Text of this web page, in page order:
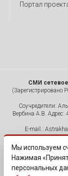
Портал
СМИ сетевое
Соучредители:
Вербина А.В. Адрес:
E-mail.:
размещенных
допускается
активной
читателей сайта
Редакция
Мы используем
Нажимая
персональных